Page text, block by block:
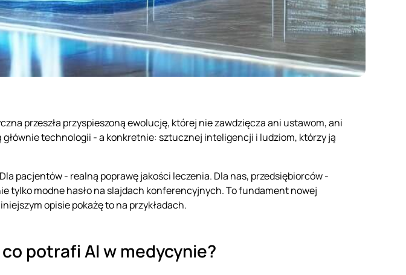
przeszła przyspieszoną ewolucję, której nie zawdzięcza ani ustawom, ani
technologii - a konkretnie: sztucznej inteligencji i ludziom, którzy ją
pacjentów - realną poprawę jakości leczenia. Dla nas, przedsiębiorców -
tylko modne hasło na slajdach konferencyjnych. To fundament nowej
opisie pokażę to na przykładach.
potrafi AI w medycynie?